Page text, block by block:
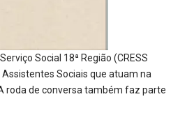
Social 18ª Região (CRESS
Sociais que atuam na
roda de conversa também faz parte